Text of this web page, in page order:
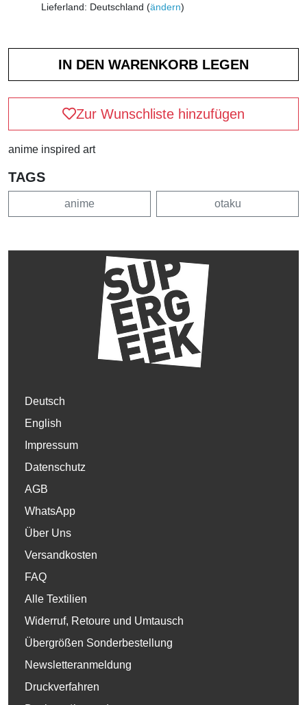
Lieferland: Deutschland (ändern)
Zur Wunschliste hinzufügen
anime inspired art
TAGS
anime otaku
Deutsch
English
Impressum
Datenschutz
AGB
WhatsApp
Über Uns
Versandkosten
FAQ
Alle Textilien
Widerruf, Retoure und Umtausch
Übergrößen Sonderbestellung
Newsletteranmeldung
Druckverfahren